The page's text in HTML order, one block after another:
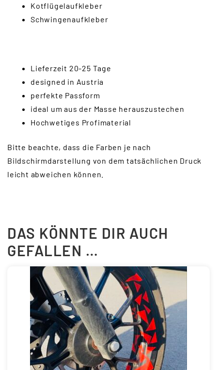
Kotflügelaufkleber
Schwingenaufkleber
Lieferzeit 20-25 Tage
designed in Austria
perfekte Passform
ideal um aus der Masse herauszustechen
Hochwetiges Profimaterial
Bitte beachte, dass die Farben je nach
Bildschirmdarstellung von dem tatsächlichen Druck
leicht abweichen können.
DAS KÖNNTE DIR AUCH
GEFALLEN …